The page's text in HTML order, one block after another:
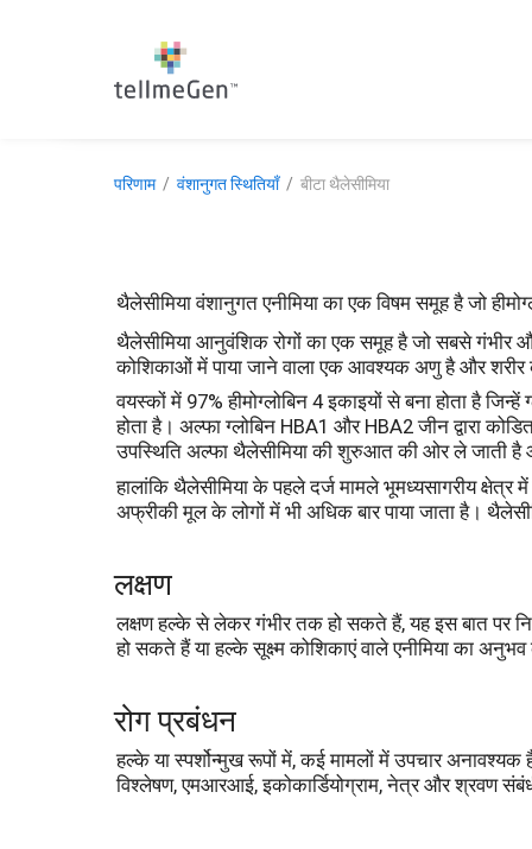
परिणाम वंशानुगत स्थितियाँ बीटा थैलेसीमिया
थैलेसीमिया वंशानुगत एनीमिया का एक विषम समूह है जो
थैलेसीमिया आनुवंशिक रोगों का एक समूह है जो सबसे गंभीर
कोशिकाओं में पाया जाने वाला एक आवश्यक अणु है और
वयस्कों में 97% हीमोग्लोबिन 4 इकाइयों से बना होता है
होता है। अल्फा ग्लोबिन HBA1 और HBA2 जीन द्वारा
उपस्थिति अल्फा थैलेसीमिया की शुरुआत की ओर ले जाती है
हालांकि थैलेसीमिया के पहले दर्ज मामले भूमध्यसागरीय क्षेत्र
अफ्रीकी मूल के लोगों में भी अधिक बार पाया जाता है।
लक्षण
लक्षण हल्के से लेकर गंभीर तक हो सकते हैं, यह इस बात पर
हो सकते हैं या हल्के सूक्ष्म कोशिकाएं वाले एनीमिया का
रोग प्रबंधन
हल्के या स्पर्शोन्मुख रूपों में, कई मामलों में उपचार अनावश्यक
विश्लेषण, एमआरआई, इकोकार्डियोग्राम, नेत्र और श्रवण